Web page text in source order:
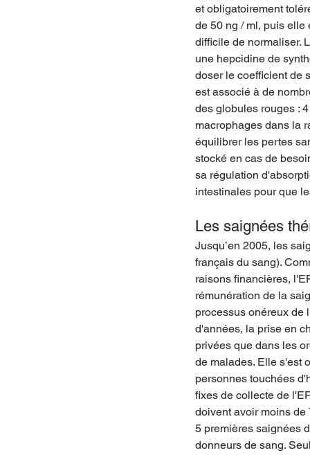
et obligatoirement
de 50 ng / ml, puis elle
difficile de normaliser.
une hepcidine de
doser le coefficient de
est associé à de
des globules rouges :
macrophages dans la
équilibrer les pertes
stocké en cas de
sa régulation
intestinales pour que
Les saignées
Jusqu’en 2005, les
français du sang).
raisons financières,
rémunération de la
processus onéreux de
d'années, la prise en
privées que dans les
de malades. Elle s'est
personnes touchées
fixes de collecte de
doivent avoir moins
5 premières saignées
donneurs de sang.